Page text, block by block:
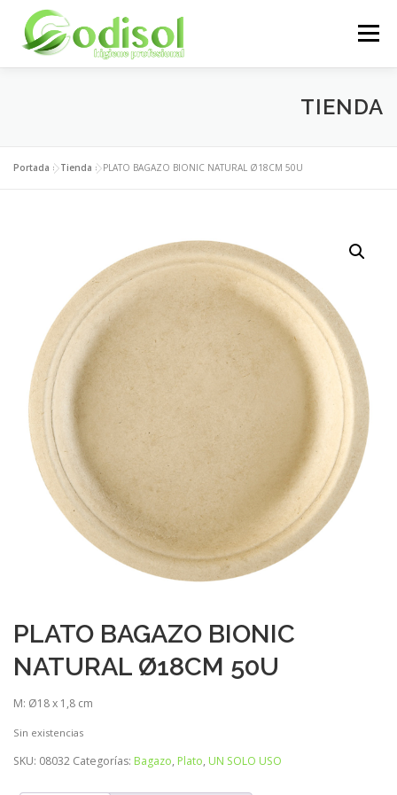
contenido
Menú
ÁREA CLIENTES CONTACTO
TIENDA
Portada »Tienda »PLATO BAGAZO BIONIC NATURAL Ø18CM 50U
PLATO BAGAZO BIONIC
NATURAL Ø18CM 50U
M: Ø18 x 1,8 cm
Sin existencias
SKU: 08032 Categorías: Bagazo, Plato, UN SOLO USO